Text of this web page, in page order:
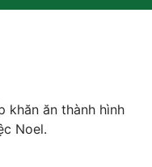
khăn ăn thành hình
Noel.